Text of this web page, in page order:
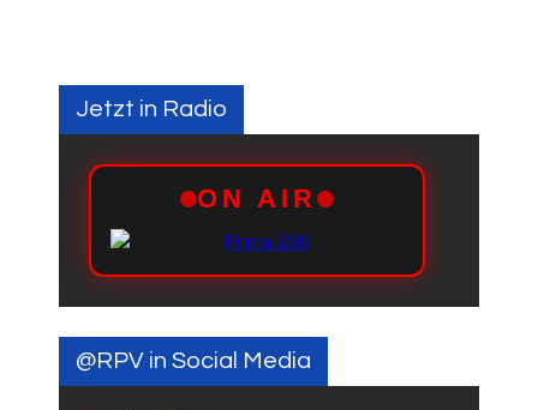
Jetzt in Radio
@RPV in Social Media